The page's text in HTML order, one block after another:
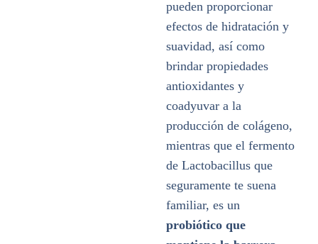
pueden proporcionar
efectos de hidratación y
suavidad, así como
brindar propiedades
antioxidantes y
coadyuvar a la
producción de colágeno,
mientras que el fermento
de Lactobacillus que
seguramente te suena
familiar, es un
probiótico que